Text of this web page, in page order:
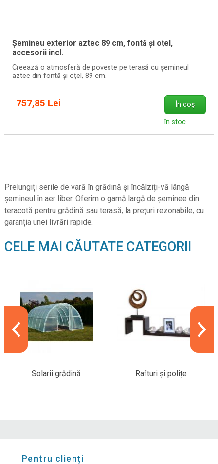
Șemineu exterior aztec 89 cm, fontă și oțel,
accesorii incl.
Creează o atmosferă de poveste pe terasă cu șemineul
aztec din fontă și oțel, 89 cm.
757,85 Lei În coș
în stoc
Prelungiți serile de vară în grădină și încălziți-vă lângă
șemineul în aer liber. Oferim o gamă largă de șeminee din
teracotă pentru grădină sau terasă, la prețuri rezonabile, cu
garanția unei livrări rapide.
CELE MAI CĂUTATE CATEGORII
Solarii grădină Rafturi și polițe
Pentru clienți